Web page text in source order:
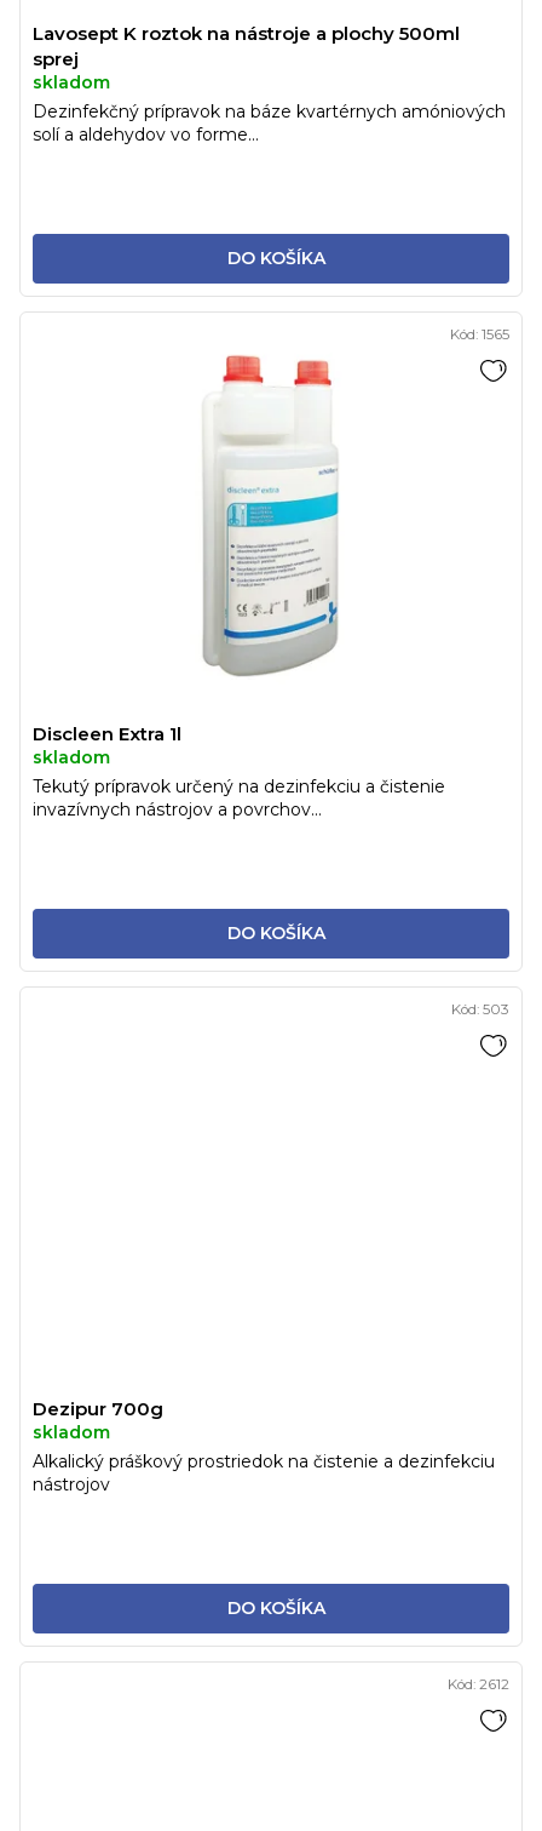
Lavosept K roztok na nástroje a plochy 500ml
sprej
skladom
DO KOŠÍKA
Dezinfekčný prípravok na báze kvartérnych amóniových
solí a aldehydov vo forme...
Discleen Extra 1l
skladom
DO KOŠÍKA
Tekutý prípravok určený na dezinfekciu a čistenie
invazívnych nástrojov a povrchov...
Kód: 1565
Dezipur 700g
skladom
DO KOŠÍKA
Alkalický práškový prostriedok na čistenie a dezinfekciu
nástrojov
Kód: 503
Kód: 2612